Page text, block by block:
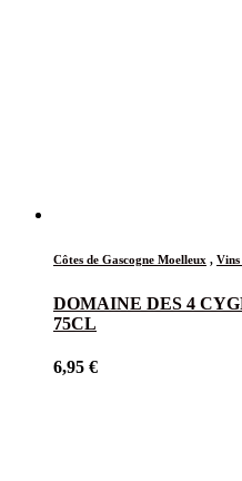
Côtes de Gascogne Moelleux , Vins
DOMAINE DES 4
75CL
6,95 €